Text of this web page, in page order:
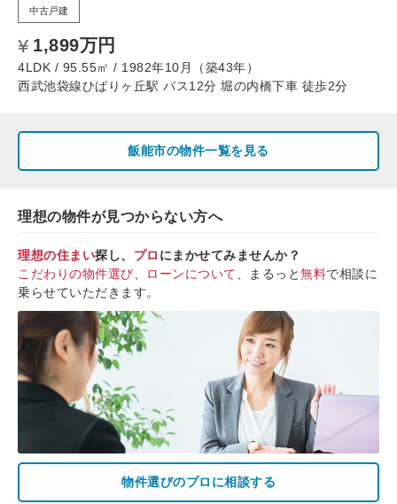
中古戸建
1,899万円
4LDK / 95.55㎡ / 1982年10月（築43年）
西武池袋線ひばりヶ丘駅 バス12分 堀の内橋下車 徒歩2分
飯能市の物件一覧を見る
理想の物件が見つからない方へ
理想の住まい探し、 プロ にまかせてみませんか？
こだわりの物件選び
ローンについて 、まるっと無料で相談に
乗らせていただきます。
物件選びのプロに相談する